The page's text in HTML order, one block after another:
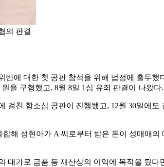
의 판결
에 대한 첫 공판 참석을 위해 법정에 출두
을 구형했고, 8월 8일 1심 유죄 판결이 나왔다.
걸친 항소심 공판이 진행됐고, 12월 30일에
해 성현아가 A 씨로부터 받은 돈이 성매매
대가로 금품 등 재산상의 이익에 목적을 뒀다